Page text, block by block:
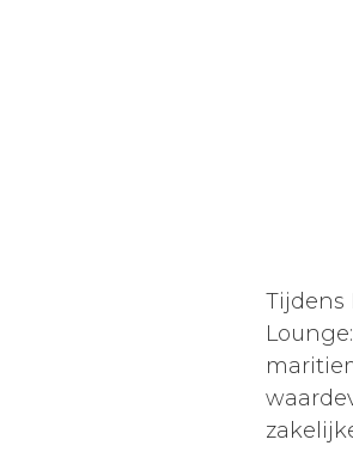
Tijdens